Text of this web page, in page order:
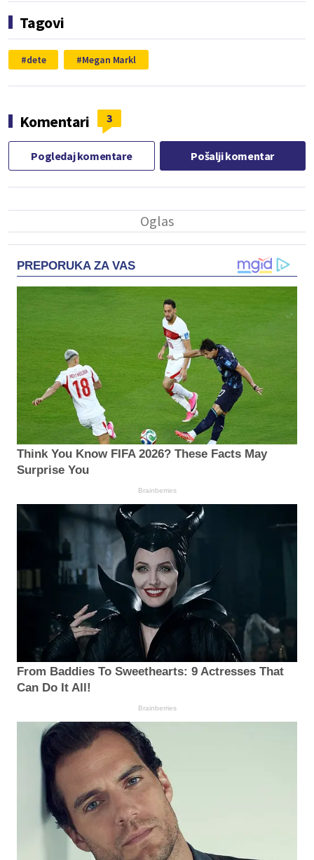
Tagovi
dete Megan Markl
Komentari 3
Pogledaj komentare Pošalji komentar
PREPORUKA ZA VAS
Think You Know FIFA 2026? These Facts May
Surprise You
Brainberries
From Baddies To Sweethearts: 9 Actresses That
Can Do It All!
Brainberries